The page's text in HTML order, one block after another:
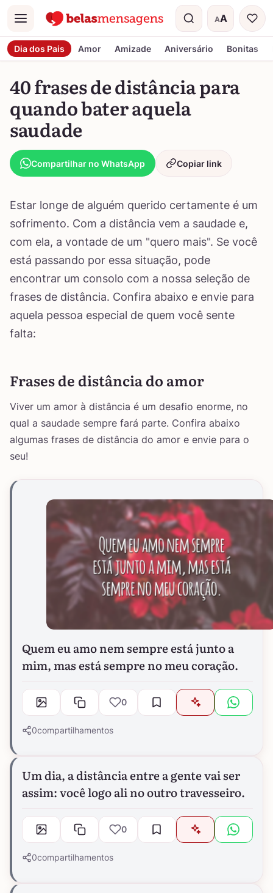
Menu AA
Tamanho do
Dia dos Pais Amor Amizade Aniversário Bonitas
40 frases de distância para
quando bater aquela
saudade
Compartilhar no WhatsApp Copiar link
Estar longe de alguém querido certamente é um
sofrimento. Com a distância vem a saudade e,
com ela, a vontade de um "quero mais". Se você
está passando por essa situação, pode
encontrar um consolo com a nossa seleção de
frases de distância. Confira abaixo e envie para
aquela pessoa especial de quem você sente
falta:
Frases de distância do amor
Viver um amor à distância é um desafio enorme, no
qual a saudade sempre fará parte. Confira abaixo
algumas frases de distância do amor e envie para o
seu!
Quem eu amo nem sempre está junto a
mim, mas está sempre no meu coração.
0
0compartilhamentos
Um dia, a distância entre a gente vai ser
assim: você logo ali no outro travesseiro.
0
0compartilhamentos